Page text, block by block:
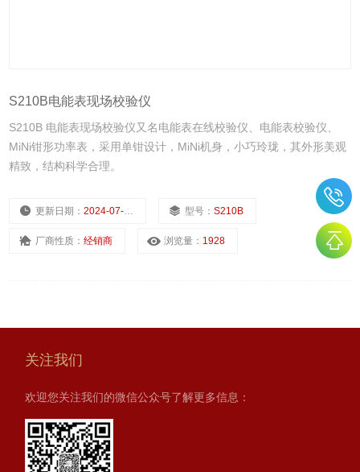
S210B电能表现场校验仪
S210B 电能表现场校验仪又名电能表在线校验仪、电能表校验仪、
MiNi钳形功率表，采用单钳设计，MiNi机身，小巧玲珑，其外形美观
精致，结构科学合理。
更新日期：2024-07-23 型号：S210B
厂商性质：经销商 浏览量： 1928
关注我们
欢迎您关注我们的微信公众号了解更多信息：